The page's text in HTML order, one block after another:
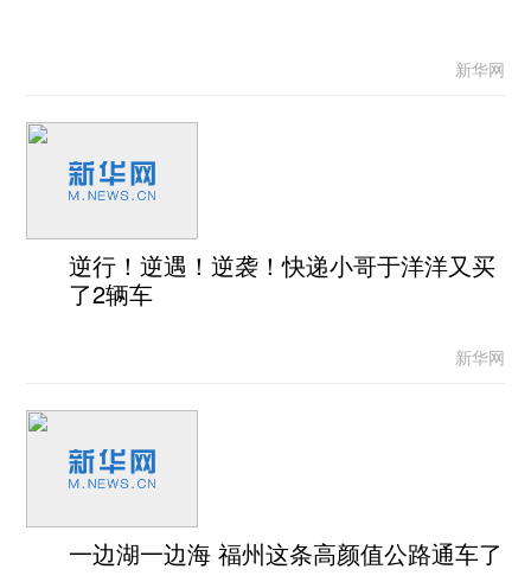
新华网
逆行！逆遇！逆袭！快递小哥于洋洋又买
了2辆车
新华网
一边湖一边海 福州这条高颜值公路通车了